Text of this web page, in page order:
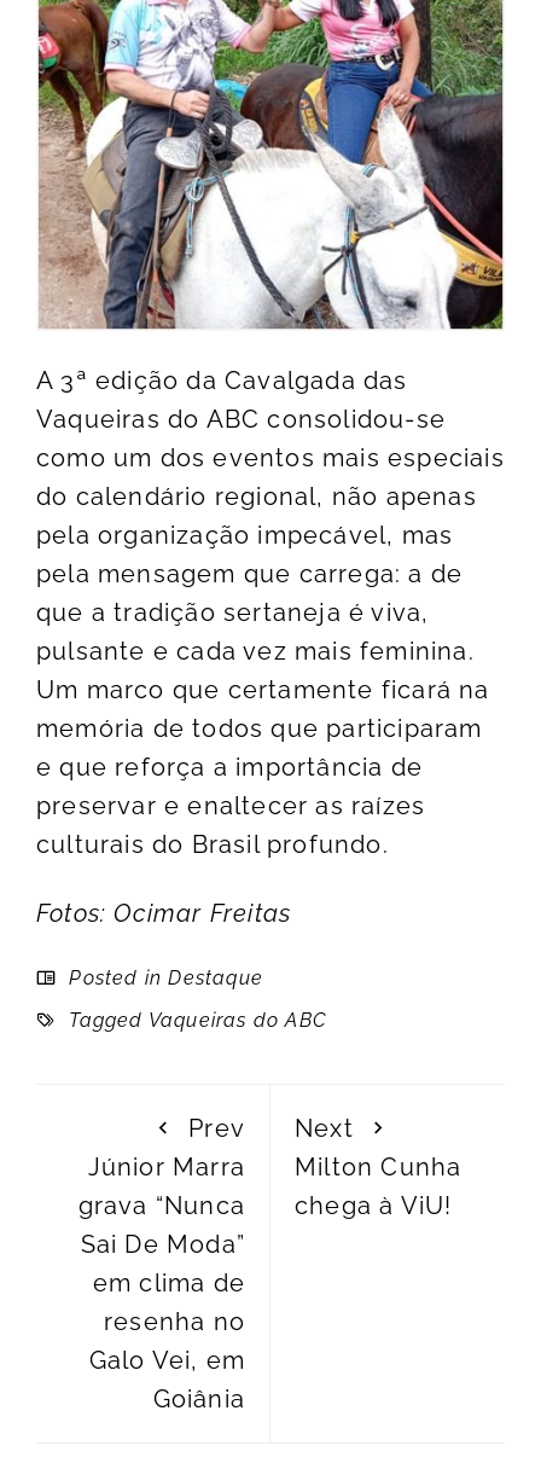
A 3ª edição da Cavalgada das
Vaqueiras do ABC consolidou-se
como um dos eventos mais especiais
do calendário regional, não apenas
pela organização impecável, mas
pela mensagem que carrega: a de
que a tradição sertaneja é viva,
pulsante e cada vez mais feminina.
Um marco que certamente ficará na
memória de todos que participaram
e que reforça a importância de
preservar e enaltecer as raízes
culturais do Brasil profundo.
Fotos: Ocimar Freitas
Posted inDestaque
Tagged Vaqueiras do ABC
Prev
Júnior Marra
grava “Nunca
Sai De Moda”
em clima de
resenha no
Galo Vei, em
Goiânia
Next
Milton Cunha
chega à ViU!